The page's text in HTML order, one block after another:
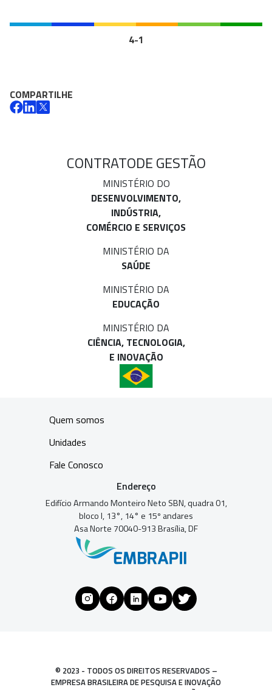
4-1
COMPARTILHE
CONTRATODE GESTÃO
MINISTÉRIO DO
DESENVOLVIMENTO,
INDÚSTRIA,
COMÉRCIO E SERVIÇOS
MINISTÉRIO DA
SAÚDE
MINISTÉRIO DA
EDUCAÇÃO
MINISTÉRIO DA
CIÊNCIA, TECNOLOGIA,
E INOVAÇÃO
Quem somos
Unidades
Fale Conosco
Endereço
Edifício Armando Monteiro Neto SBN, quadra 01,
bloco I, 13°, 14° e 15º andares
Asa Norte 70040-913 Brasília, DF
© 2023 - TODOS OS DIREITOS RESERVADOS –
EMPRESA BRASILEIRA DE PESQUISA E INOVAÇÃO